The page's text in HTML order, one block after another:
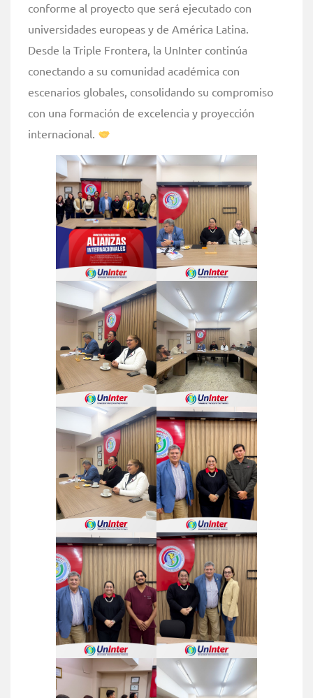
conforme al proyecto que será ejecutado con
universidades europeas y de América Latina.
Desde la Triple Frontera, la UnInter continúa
conectando a su comunidad académica con
escenarios globales, consolidando su compromiso
con una formación de excelencia y proyección
internacional.